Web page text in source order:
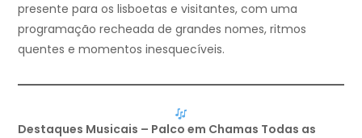
presente para os lisboetas e visitantes, com uma
programação recheada de grandes nomes, ritmos
quentes e momentos inesquecíveis.
Destaques Musicais – Palco em Chamas Todas as